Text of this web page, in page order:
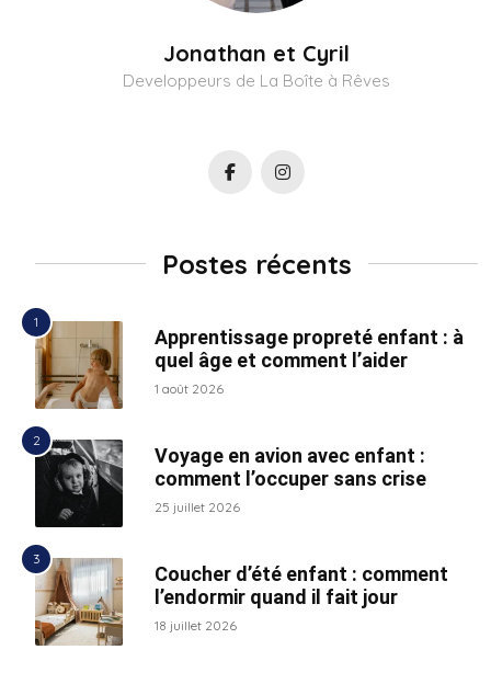
Jonathan et Cyril
Developpeurs de La Boîte à Rêves
Postes récents
Apprentissage propreté enfant : à
quel âge et comment l’aider
1 août 2026
Voyage en avion avec enfant :
comment l’occuper sans crise
25 juillet 2026
Coucher d’été enfant : comment
l’endormir quand il fait jour
18 juillet 2026